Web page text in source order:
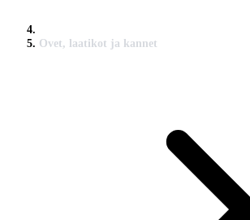
Ovet, laatikot ja kannet